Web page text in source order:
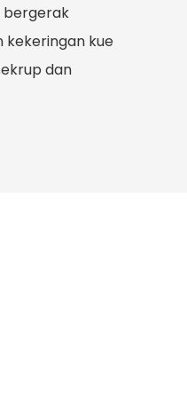
bergerak
kekeringan kue
dan